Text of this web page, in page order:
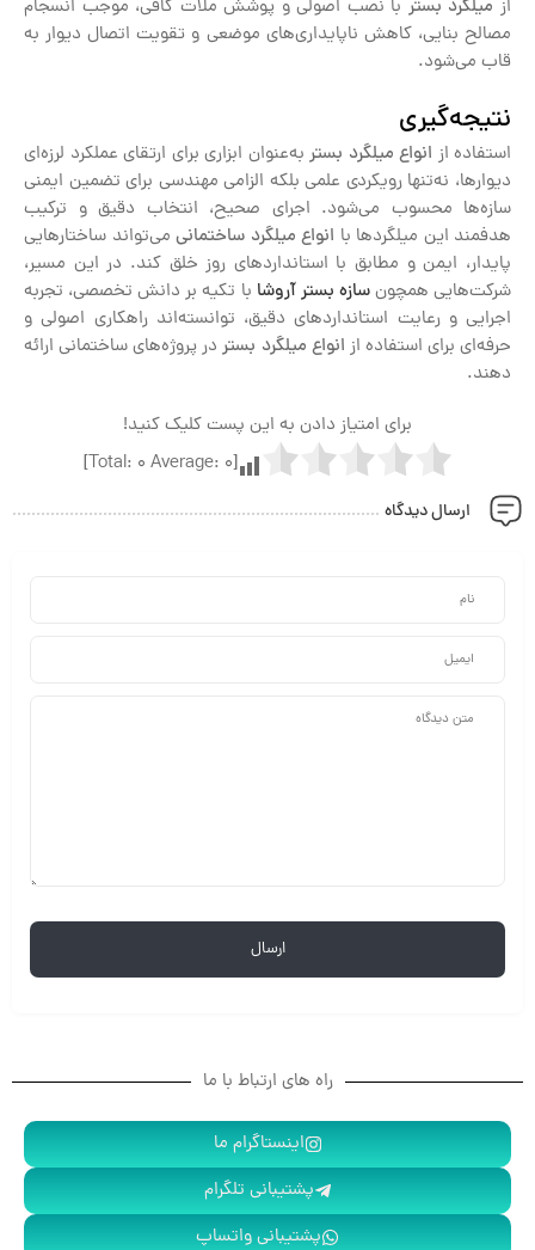
از میلگرد بستر با نصب اصولی و پوشش ملات کافی، موجب انسجام
مصالح بنایی، کاهش ناپایداری‌های موضعی و تقویت اتصال دیوار به
قاب می‌شود.
نتیجه‌گیری
استفاده از انواع میلگرد بستر به‌عنوان ابزاری برای ارتقای عملکرد لرزه‌ای
دیوارها، نه‌تنها رویکردی علمی بلکه الزامی مهندسی برای تضمین ایمنی
سازه‌ها محسوب می‌شود. اجرای صحیح، انتخاب دقیق و ترکیب
هدفمند این میلگردها با انواع میلگرد ساختمانی می‌تواند ساختارهایی
پایدار، ایمن و مطابق با استانداردهای روز خلق کند. در این مسیر،
شرکت‌هایی همچونسازه بستر آروشا با تکیه بر دانش تخصصی، تجربه
اجرایی و رعایت استانداردهای دقیق، توانسته‌اند راهکاری اصولی و
حرفه‌ای برای استفاده از انواع میلگرد بستردر پروژه‌های ساختمانی ارائه
دهند.
برای امتیاز دادن به این پست کلیک کنید!
[Total:
0 Average: 0
]
ارسال دیدگاه
راه های ارتباط با ما
اینستاگرام ما
پشتیبانی تلگرام
پشتیبانی واتساپ